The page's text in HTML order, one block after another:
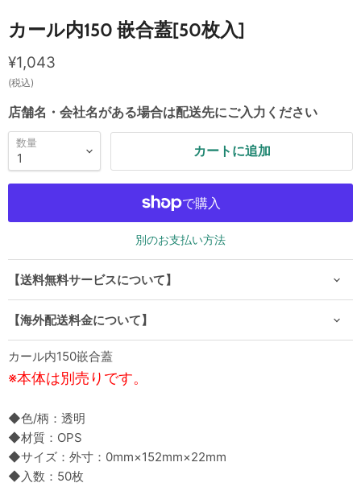
カール内150 嵌合蓋[50枚入]
現在の価格
¥1,043
(税込)
店舗名・会社名がある場合は配送先にご入力ください
数量
カートに追加
別のお支払い方法
【送料無料サービスについて】
【海外配送料金について】
カール内150嵌合蓋
※本体は別売りです。
◆色/柄：透明
◆材質：OPS
◆サイズ：外寸：0mm×152mm×22mm
◆入数：50枚